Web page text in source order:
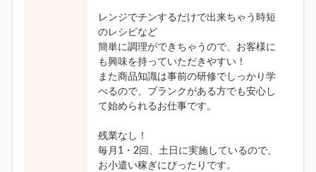
レンジでチンするだけで出来ちゃう時短
のレシピなど
簡単に調理ができちゃうので、お客様に
も興味を持っていただきやすい！
また商品知識は事前の研修でしっかり学
べるので、ブランクがある方でも安心し
て始められるお仕事です。
残業なし！
毎月1・2回、土日に実施しているので、
お小遣い稼ぎにぴったりです。